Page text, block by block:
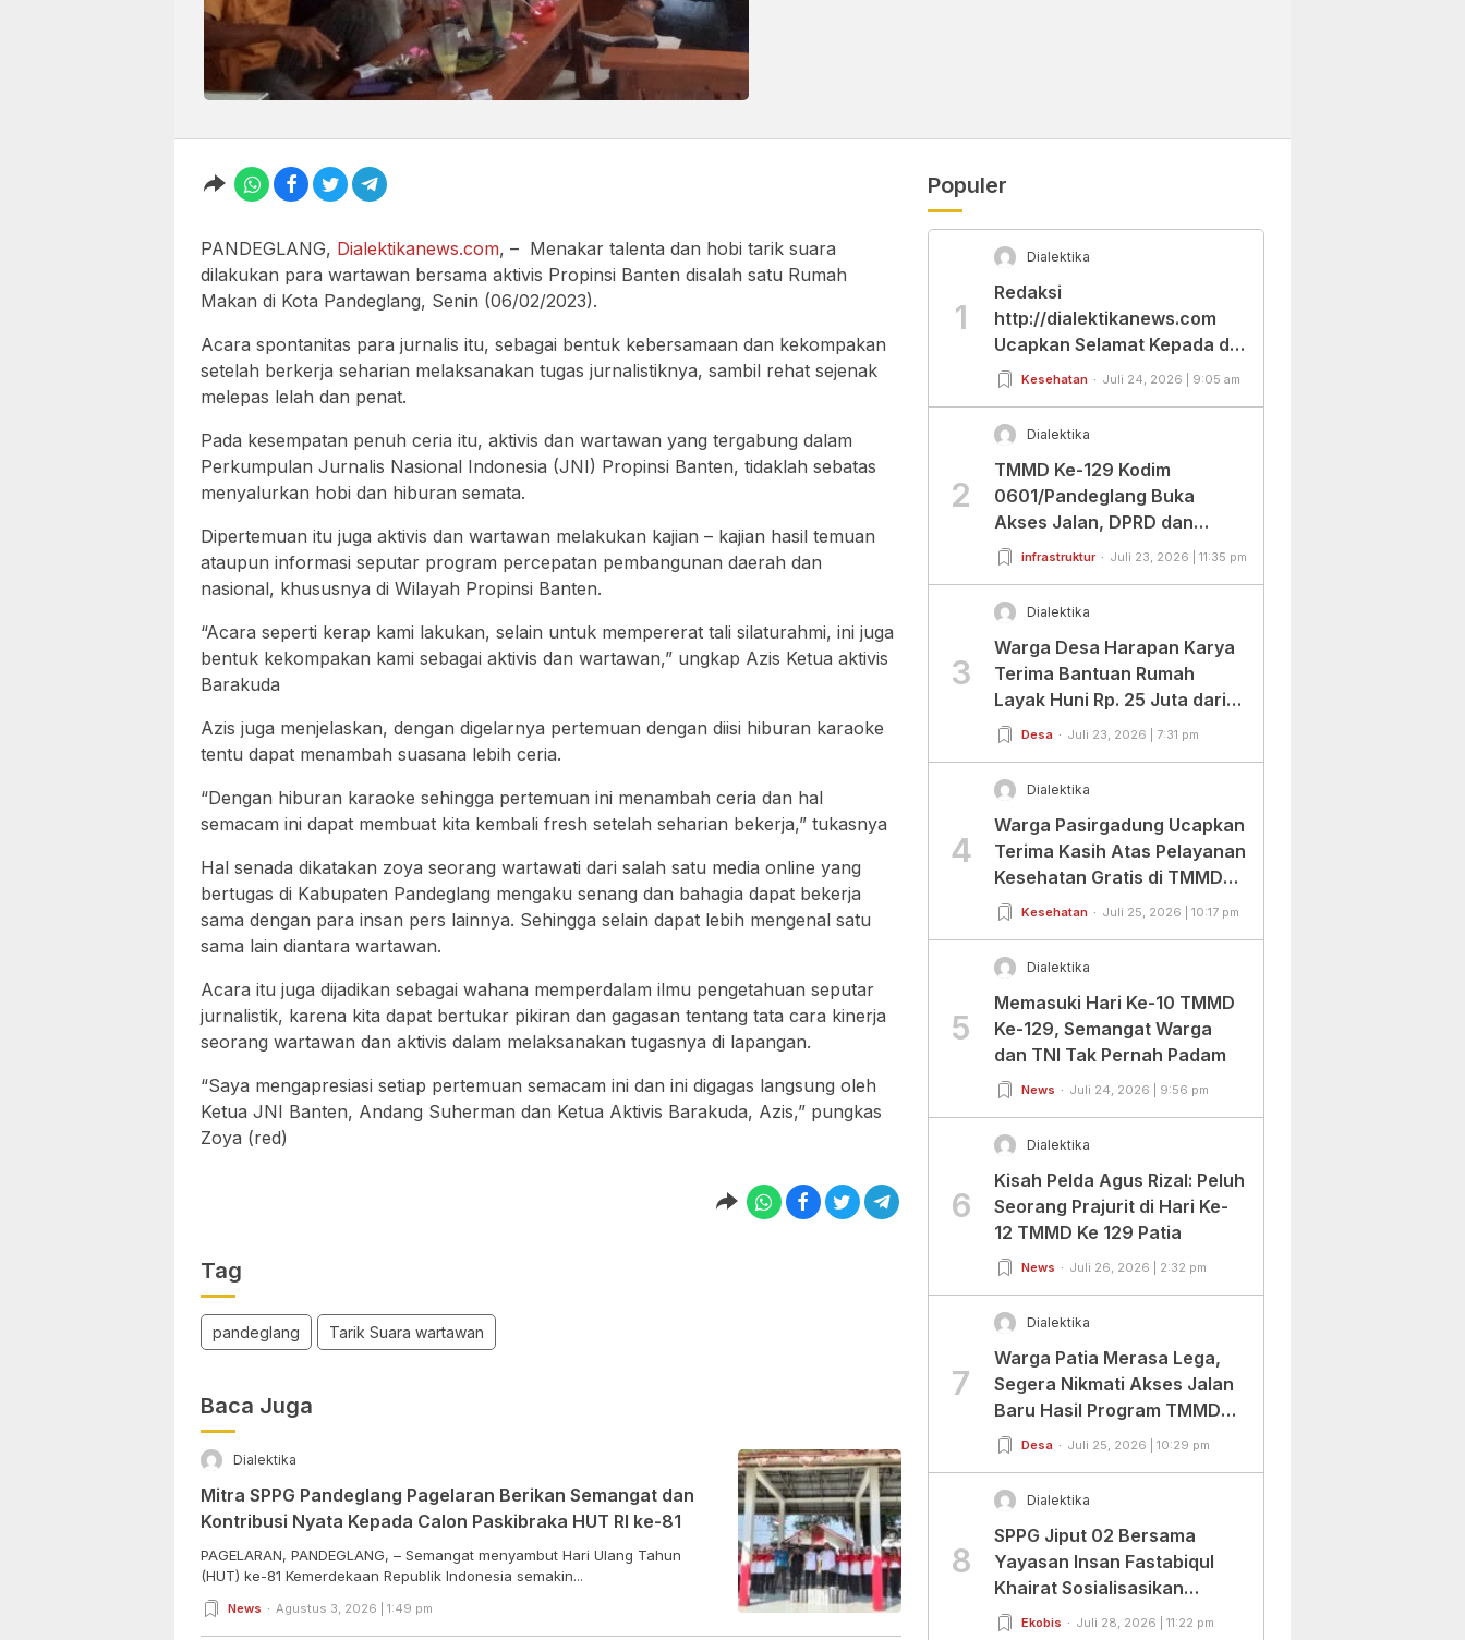
PANDEGLANG, Dialektikanews.com, – Menakar talenta dan hobi tarik suara
dilakukan para wartawan bersama aktivis Propinsi Banten disalah satu Rumah
Makan di Kota Pandeglang, Senin (06/02/2023).
Acara spontanitas para jurnalis itu, sebagai bentuk kebersamaan dan kekompakan
setelah berkerja seharian melaksanakan tugas jurnalistiknya, sambil rehat sejenak
melepas lelah dan penat.
Pada kesempatan penuh ceria itu, aktivis dan wartawan yang tergabung dalam
Perkumpulan Jurnalis Nasional Indonesia (JNI) Propinsi Banten, tidaklah sebatas
menyalurkan hobi dan hiburan semata.
Dipertemuan itu juga aktivis dan wartawan melakukan kajian – kajian hasil temuan
ataupun informasi seputar program percepatan pembangunan daerah dan
nasional, khususnya di Wilayah Propinsi Banten.
“Acara seperti kerap kami lakukan, selain untuk mempererat tali silaturahmi, ini juga
bentuk kekompakan kami sebagai aktivis dan wartawan,” ungkap Azis Ketua aktivis
Barakuda
Azis juga menjelaskan, dengan digelarnya pertemuan dengan diisi hiburan karaoke
tentu dapat menambah suasana lebih ceria.
“Dengan hiburan karaoke sehingga pertemuan ini menambah ceria dan hal
semacam ini dapat membuat kita kembali fresh setelah seharian bekerja,” tukasnya
Hal senada dikatakan zoya seorang wartawati dari salah satu media online yang
bertugas di Kabupaten Pandeglang mengaku senang dan bahagia dapat bekerja
sama dengan para insan pers lainnya. Sehingga selain dapat lebih mengenal satu
sama lain diantara wartawan.
Acara itu juga dijadikan sebagai wahana memperdalam ilmu pengetahuan seputar
jurnalistik, karena kita dapat bertukar pikiran dan gagasan tentang tata cara kinerja
seorang wartawan dan aktivis dalam melaksanakan tugasnya di lapangan.
“Saya mengapresiasi setiap pertemuan semacam ini dan ini digagas langsung oleh
Ketua JNI Banten, Andang Suherman dan Ketua Aktivis Barakuda, Azis,” pungkas
Zoya (red)
Tag
pandeglang Tarik Suara wartawan
Baca Juga
Dialektika
Mitra SPPG Pandeglang Pagelaran Berikan Semangat dan
Kontribusi Nyata Kepada Calon Paskibraka HUT RI ke-81
PAGELARAN, PANDEGLANG, – Semangat menyambut Hari Ulang Tahun
(HUT) ke-81 Kemerdekaan Republik Indonesia semakin...
News Agustus 3, 2026 | 1:49 pm
Populer
1
Dialektika
Redaksi
http://dialektikanews.com
Ucapkan Selamat Kepada dr.
Cut Budiarti Atas Jabatan
Pandeglang
Kesehatan Juli 24, 2026 | 9:05 am
2
Dialektika
TMMD Ke-129 Kodim
0601/Pandeglang Buka
Akses Jalan, DPRD dan
Warga Beri Apresiasi
infrastruktur Juli 23, 2026 | 11:35 pm
3
Dialektika
Warga Desa Harapan Karya
Terima Bantuan Rumah
Layak Huni Rp. 25 Juta dari
BAZNAS Banten
Desa Juli 23, 2026 | 7:31 pm
4
Dialektika
Warga Pasirgadung Ucapkan
Terima Kasih Atas Pelayanan
Kesehatan Gratis di TMMD
Ke-129
Kesehatan Juli 25, 2026 | 10:17 pm
5
Dialektika
Memasuki Hari Ke-10 TMMD
Ke-129, Semangat Warga
dan TNI Tak Pernah Padam
News Juli 24, 2026 | 9:56 pm
6
Dialektika
Kisah Pelda Agus Rizal: Peluh
Seorang Prajurit di Hari Ke-
12 TMMD Ke 129 Patia
News Juli 26, 2026 | 2:32 pm
7
Dialektika
Warga Patia Merasa Lega,
Segera Nikmati Akses Jalan
Baru Hasil Program TMMD
Ke-129 Kodim
Desa Juli 25, 2026 | 10:29 pm
8
Dialektika
SPPG Jiput 02 Bersama
Yayasan Insan Fastabiqul
Khairat Sosialisasikan
Aplikasi Uji Organoleptik
Ekobis Juli 28, 2026 | 11:22 pm